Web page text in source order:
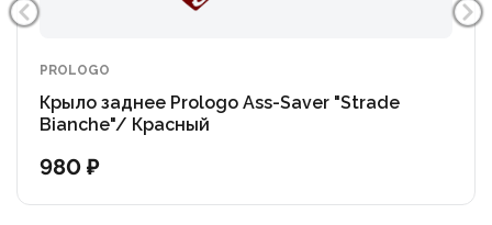
PROLOGO
Крыло заднее Prologo Ass-Saver "Strade
Bianche"/ Красный
980 ₽